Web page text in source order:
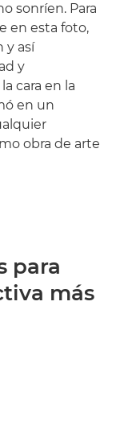
sonríen. Para
en esta foto,
y así
y
cara en la
en un
obra de arte
para
más